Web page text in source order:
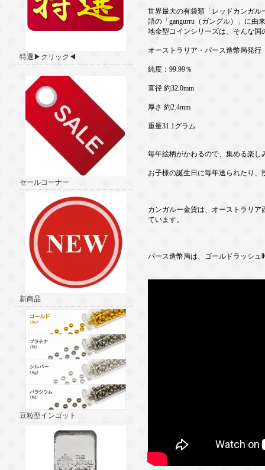
特選▶クリック◀
セールコーナー
新商品
豆粒型インゴット
世界最大の有袋類「レッドカンガル
語の「gangurru（ガングル）」に由
地金型コインシリーズは、そんな
オーストラリア・パース造幣局発行
純度：99.99％
直径 約32.0mm
厚さ 約2.4mm
重量31.1グラム
毎年絵柄がかわるので、集める楽し
お子様の誕生日に毎年送られたり、
カンガルー金貨は、オーストラリ
ています。
パース造幣局は、ゴールドラッシ